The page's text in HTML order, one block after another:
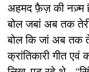
अहमद फ़ैज़ की नज़्म
बोल जबां अब तक
बोल कि जां अब तक
क्रांतिकारी गीत एवं